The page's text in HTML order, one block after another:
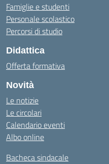
Famiglie e studenti
Personale scolastico
Percorsi di studio
Didattica
Offerta formativa
Novità
Le notizie
Le circolari
Calendario eventi
Albo online
Bacheca sindacale